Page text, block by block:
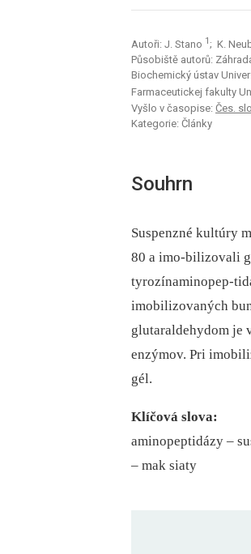
Autoři: J. Stano 1 ; K.
Působiště autorů:
Biochemický ústav
Farmaceutickej fakulty
Vyšlo v časopise: Čes.
Kategorie: Články
Souhrn
Suspenzné kultúry
80 a imo-bilizovali
tyrozínaminopep-
imobilizovaných
glutaraldehydom je
enzýmov. Pri
gél.
Klíčová slova:
aminopeptidázy –⁠
–⁠ mak siaty